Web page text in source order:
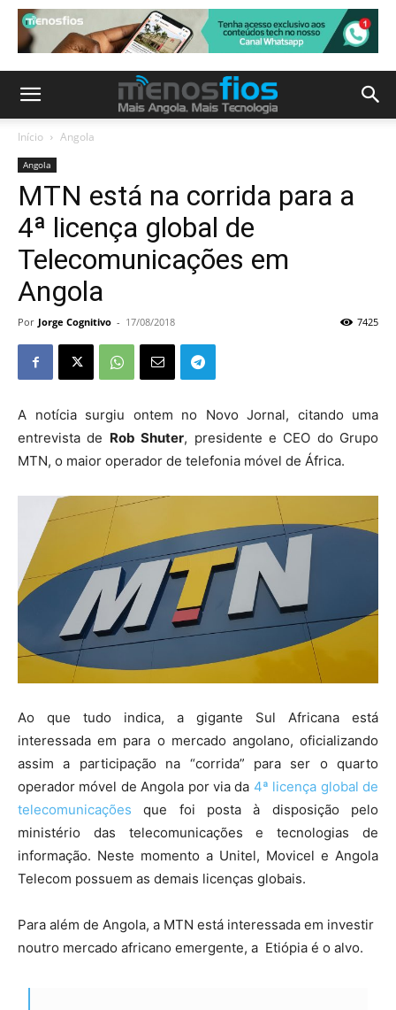
Início Angola
Angola
MTN está na corrida para a
4ª licença global de
Telecomunicações em
Angola
Por Jorge Cognitivo - 17/08/2018 7425
A notícia surgiu ontem no Novo Jornal, citando uma
entrevista de Rob Shuter, presidente e CEO do Grupo
MTN, o maior operador de telefonia móvel de África.
Ao que tudo indica, a gigante Sul Africana está
interessada em para o mercado angolano, oficializando
assim a participação na “corrida” para ser o quarto
operador móvel de Angola por via da 4ª licença global de
telecomunicações que foi posta à disposição pelo
ministério das telecomunicações e tecnologias de
informação. Neste momento a Unitel, Movicel e Angola
Telecom possuem as demais licenças globais.
Para além de Angola, a MTN está interessada em investir
noutro mercado africano emergente, a Etiópia é o alvo.